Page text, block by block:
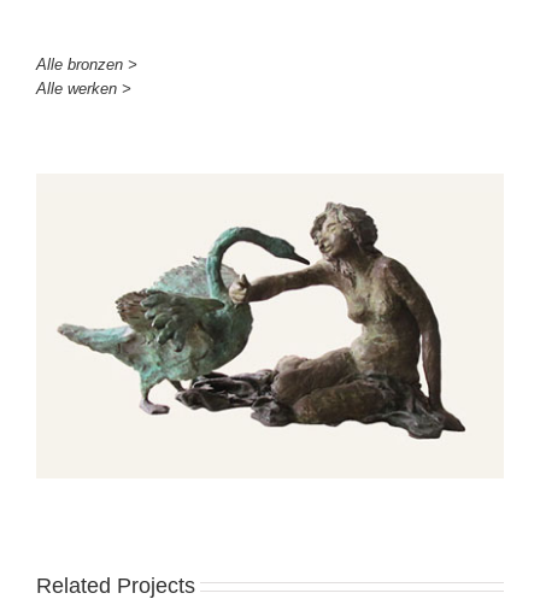
Alle bronzen >
Alle werken >
Related Projects